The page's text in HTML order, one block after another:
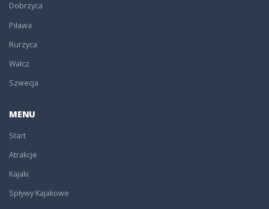
Dobrzyca
Piława
Rurzyca
Wałcz
Szwecja
MENU
Start
Atrakcje
Kajaki
Spływy Kajakowe